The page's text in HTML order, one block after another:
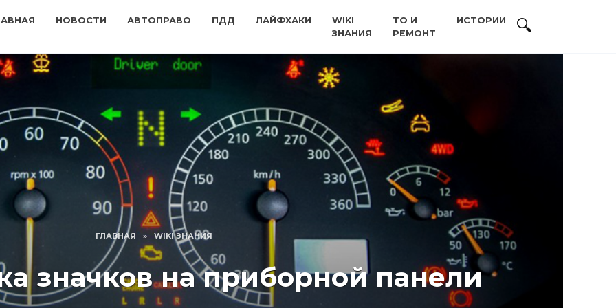
НОВОСТИ АВТОПРАВО ПДД ЛАЙФХАКИ
WIKI
ЗНАНИЯ
ТО И
РЕМОНТ
ИСТОРИИ
ГЛАВНАЯ » WIKI ЗНАНИЯ
значков на приборной панели